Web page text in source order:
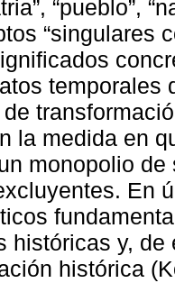
“pueblo”,
“singulares
temporales
la medida en
monopolio
En
históricas y,
histórica